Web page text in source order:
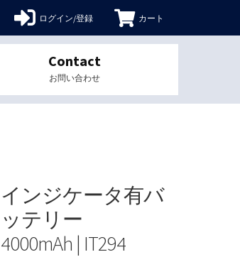
ログイン/登録 カート
Contact
お問い合わせ
インジケータ有バ
ッテリー
4000mAh | IT294